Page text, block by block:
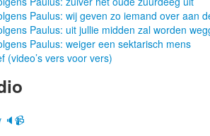
Paulus: wij geven zo iemand over aan
Paulus: uit jullie midden zal worden
Paulus: weiger een sektarisch mens
(video’s vers voor vers)
🔈📹